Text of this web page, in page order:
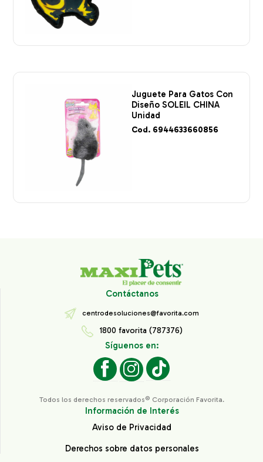
Juguete Para Gatos Con
Diseño SOLEIL CHINA
Unidad
Cod. 6944633660856
Contáctanos
centrodesoluciones@favorita.com
1800 favorita (787376)
Síguenos en:
Todos los derechos reservados® Corporación Favorita.
Información de Interés
Aviso de Privacidad
Derechos sobre datos personales